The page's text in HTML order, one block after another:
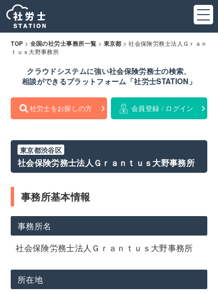
TOP > 全国の社労士事務所一覧 > 東京都 >社会保険労務士法人Ｇｒａｎ
ｔｕｓ大野事務所
クラウドシステムに強い社会保険労務士の検索、
相談ができるプラットフォーム「社労士STATION」
社労士をお探しの方 会員登録 / ログイン
東京都渋谷区
社会保険労務士法人Ｇｒａｎｔｕｓ大野事務所
事務所基本情報
事務所名
社会保険労務士法人Ｇｒａｎｔｕｓ大野事務所
所在地